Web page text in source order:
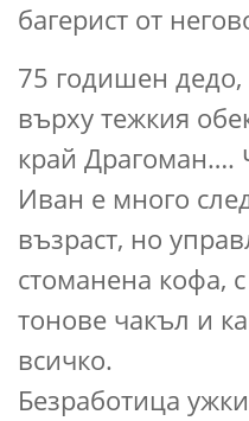
багерист от
75 годишен
върху тежкия
край Драгоман….
Иван е много
възраст, но
стоманена кофа,
тонове чакъл и
всичко.
Безработица